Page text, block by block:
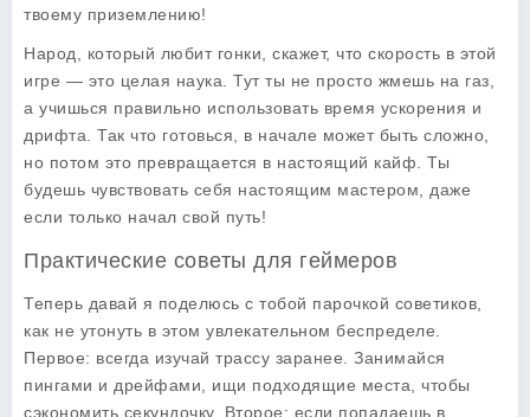
твоему приземлению!
Народ, который любит гонки, скажет, что скорость в этой
игре — это целая наука. Тут ты не просто жмешь на газ,
а учишься правильно использовать время ускорения и
дрифта. Так что готовься, в начале может быть сложно,
но потом это превращается в настоящий кайф. Ты
будешь чувствовать себя настоящим мастером, даже
если только начал свой путь!
Практические советы для геймеров
Теперь давай я поделюсь с тобой парочкой советиков,
как не утонуть в этом увлекательном беспределе.
Первое: всегда изучай трассу заранее. Занимайся
пингами и дрейфами, ищи подходящие места, чтобы
сэкономить секундочку. Второе: если попадаешь в